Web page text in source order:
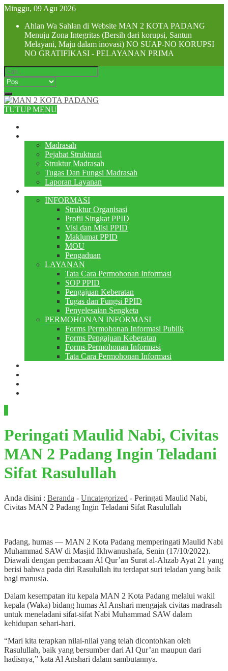
Minggu, 09 Agu 2026
Ahlan Wa Sahlan di Website MAN 2 KOTA PADANG
Menuju Zona Integritas (Bersih dari korupsi, Santun
Melayani, Maju dalam inovasi) NO SUAP-NO KORUPSI
NO GRATIFIKASI - PELAYANAN PRIMA
TUTUP MENU
Madrasah
Pejabat Struktural
Struktur Madrasah
Tugas Dan Fungsi Madrasah
Laporan Layanan
INFORMASI
Struktur Organisasi
Profil Singkat PPID
Visi dan Misi PPID
Maklumat PPID
MOU
Pengaduan
LAYANAN
Tata Cara Permohonan Informasi
SOP PPID
Pengajuan Keberatan
Tugas dan Fungsi PPID
Penyelesaian Sengketa
PERMOHONAN INFORMASI
Forms Permohonan Informasi Publik
Forms Pengajuan Keberatan
Forms Permohonan Informasi
Tata Cara Permohonan Informasi
Peringati Maulid Nabi, Civitas
MAN 2 Padang Ingin Teladani
Sifat Rasulullah
Anda disini : Beranda - Uncategorized - Peringati Maulid Nabi,
Civitas MAN 2 Padang Ingin Teladani Sifat Rasulullah
Padang, humas — MAN 2 Kota Padang memperingati Maulid Nabi
Muhammad SAW di Masjid Ikhwanushafa, Senin (17/10/2022).
Diawali dengan pembacaan Al Qur’an Surat al-Ahzab Ayat 21 yang
berisi bahwa pada diri Rasulullah itu terdapat suri teladan yang baik
bagi manusia.
Dalam kesempatan itu kepala MAN 2 Kota Padang melalui wakil
kepala (Waka) bidang humas Al Anshari mengajak civitas madrasah
untuk meneladani sifat-sifat Nabi Muhammad SAW dalam
kehidupan sehari-hari.
“Mari kita terapkan nilai-nilai yang telah dicontohkan oleh
Rasulullah, baik yang bersumber dari Al Qur’an maupun dari
hadisnya,” kata Al Anshari dalam sambutannya.